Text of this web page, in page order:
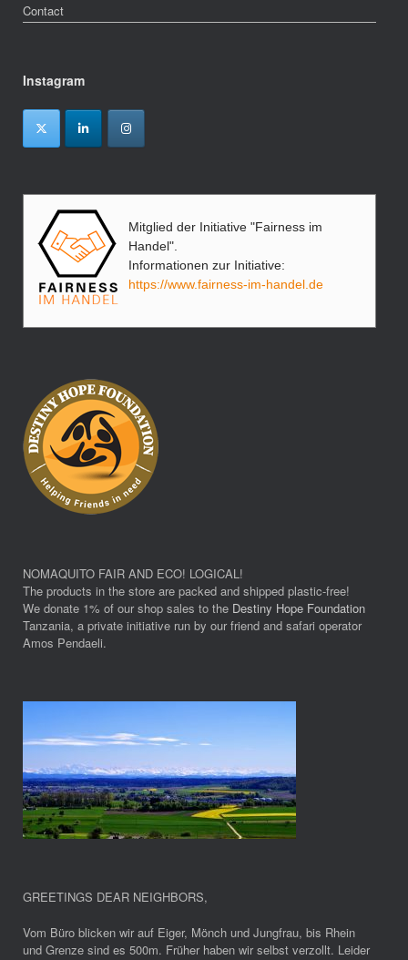
Contact
Instagram
Mitglied der Initiative "Fairness im
Handel".
Informationen zur Initiative:
https://www.fairness-im-handel.de
NOMAQUITO FAIR AND ECO! LOGICAL!
The products in the store are packed and shipped plastic-free!
We donate 1% of our shop sales to the Destiny Hope Foundation
Tanzania, a private initiative run by our friend and safari operator
Amos Pendaeli.
GREETINGS DEAR NEIGHBORS,
Vom Büro blicken wir auf Eiger, Mönch und Jungfrau, bis Rhein
und Grenze sind es 500m. Früher haben wir selbst verzollt. Leider